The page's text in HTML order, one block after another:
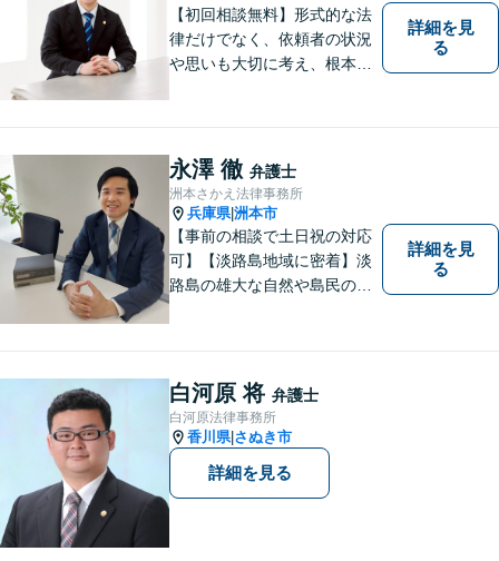
【初回相談無料】形式的な法
律だけでなく、依頼者の状況
や思いも大切に考え、根本的
とりに合ったサポートを心が
けています。【夜間・休日相
談可能】【オンライン出張相
談可】
詳細を見
る
永澤 徹 弁護士
洲本さかえ法律事務所
兵庫県|洲本市
【事前の相談で土日祝の対応
可】【淡路島地域に密着】淡
路島の雄大な自然や島民の
力で励んでおります。事前の
ご相談で土日祝・時間外対応
が可能です。
詳細を見
る
白河原 将 弁護士
白河原法律事務所
香川県| さぬき市
詳細を見る